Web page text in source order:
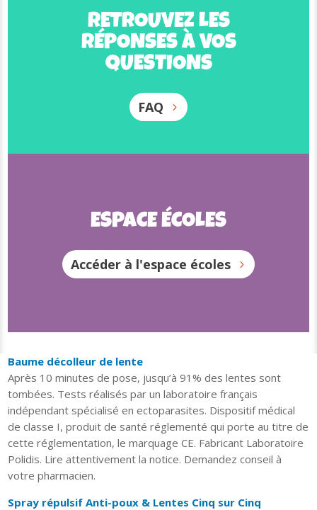
RETROUVEZ LES
RÉPONSES À VOS
QUESTIONS
FAQ
RETROUVEZ LES
RÉPONSES À VOS
QUESTIONS
FAQ
ESPACE ÉCOLES
Accéder à l'espace écoles
ESPACE ÉCOLES
Accéder à l'espace écoles
Baume décolleur de lente
Après 10 minutes de pose, jusqu’à 91% des lentes sont
tombées. Tests réalisés par un laboratoire français
indépendant spécialisé en ectoparasites. Dispositif médical
de classe I, produit de santé réglementé qui porte au titre de
cette réglementation, le marquage CE. Fabricant Laboratoire
Polidis. Lire attentivement la notice. Demandez conseil à
votre pharmacien.
Spray répulsif Anti-poux & Lentes Cinq sur Cinq